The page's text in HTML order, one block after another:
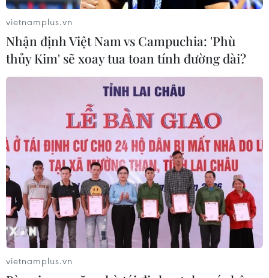
vietnamplus.vn
Nhận định Việt Nam vs Campuchia: 'Phù
thủy Kim' sẽ xoay tua toan tính đường dài?
vietnamplus.vn